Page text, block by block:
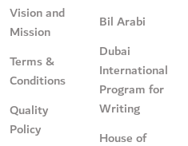
Vision and
Mission
Terms &
Conditions
Quality
Policy
Bil Arabi
Dubai
International
Program for
Writing
House of